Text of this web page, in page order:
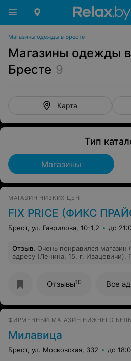
Магазины одежды в Бресте
Магазины одежды
Бресте 9
Карта
Тип
Магазины
МАГАЗИН НИЗКИХ ЦЕН
FIX PRICE (ФИКС
Брест, ул. Гаврилова, 10-1,2 до
Отзыв. Очень понравился магазин
адресу (Ленина, 15, г. Ивацевичи). По сравнению с
приятно удивлены.
Отзывы10 Все
ФИРМЕННЫЙ МАГАЗИН НИЖНЕГО
Милавица
Брест, ул. Московская, 332 до